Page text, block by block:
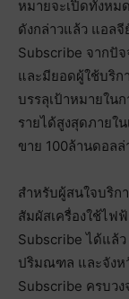
หมายจะเปิดทั้งหม
ดังกล่าวแล้ว แอลจี
Subscribe จากปั
และมียอดผู้ใช้บริก
บรรลุเป้าหมายใน
รายได้สูงสุดภายใ
ขาย 100ล้านดอลล่
สำหรับผู้สนใจบริก
สัมผัสเครื่องใช้ไฟ
Subscribe ได้แล้
ปริมณฑล และจังห
Subscribe ครบวง